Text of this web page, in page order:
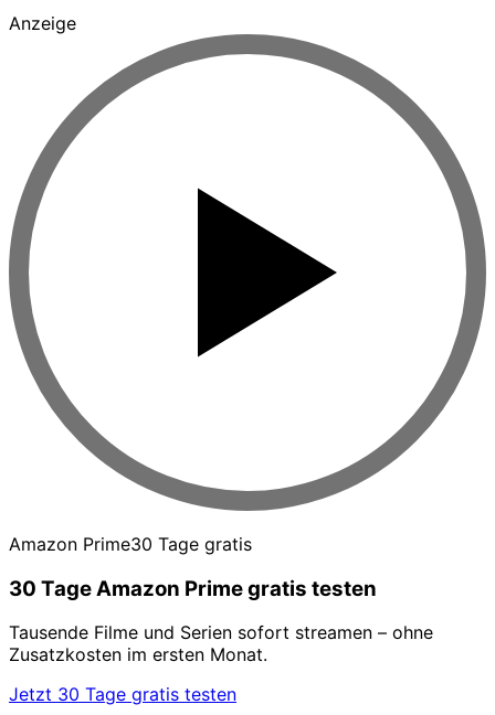
Anzeige
Amazon Prime30 Tage gratis
30 Tage Amazon Prime gratis testen
Tausende Filme und Serien sofort streamen – ohne
Zusatzkosten im ersten Monat.
Jetzt 30 Tage gratis testen